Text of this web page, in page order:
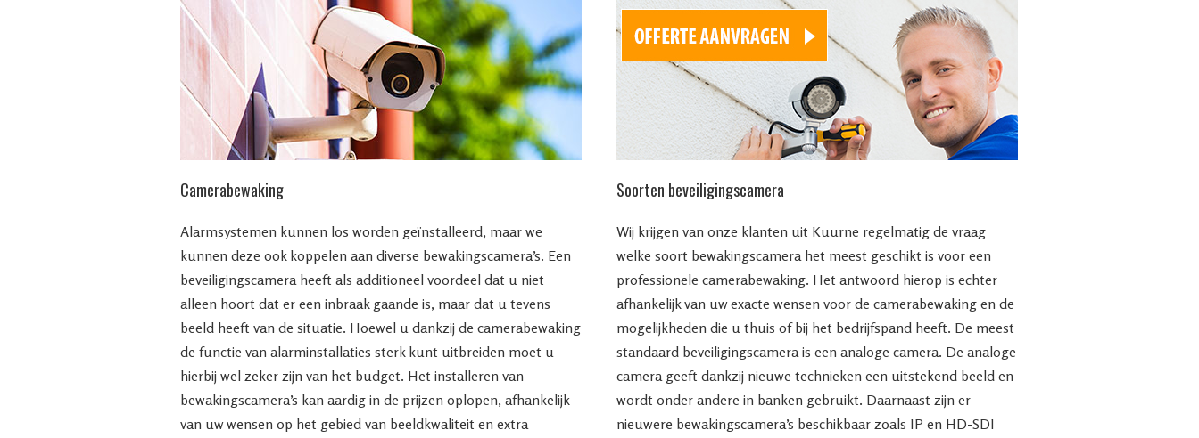
Camerabewaking
Alarmsystemen kunnen los worden geïnstalleerd, maar we
kunnen deze ook koppelen aan diverse bewakingscamera’s. Een
beveiligingscamera heeft als additioneel voordeel dat u niet
alleen hoort dat er een inbraak gaande is, maar dat u tevens
beeld heeft van de situatie. Hoewel u dankzij de camerabewaking
de functie van alarminstallaties sterk kunt uitbreiden moet u
hierbij wel zeker zijn van het budget. Het installeren van
bewakingscamera’s kan aardig in de prijzen oplopen, afhankelijk
van uw wensen op het gebied van beeldkwaliteit en extra
Soorten beveiligingscamera
Wij krijgen van onze klanten uit Kuurne regelmatig de vraag
welke soort bewakingscamera het meest geschikt is voor een
professionele camerabewaking. Het antwoord hierop is echter
afhankelijk van uw exacte wensen voor de camerabewaking en de
mogelijkheden die u thuis of bij het bedrijfspand heeft. De meest
standaard beveiligingscamera is een analoge camera. De analoge
camera geeft dankzij nieuwe technieken een uitstekend beeld en
wordt onder andere in banken gebruikt. Daarnaast zijn er
nieuwere bewakingscamera’s beschikbaar zoals IP en HD-SDI